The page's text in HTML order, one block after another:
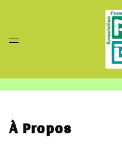
contenu
À Propos